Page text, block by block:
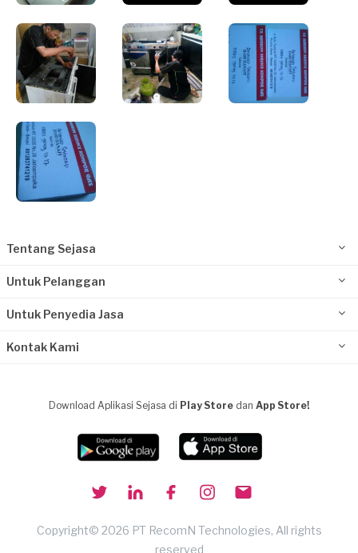
Tentang Sejasa
Untuk Pelanggan
Untuk Penyedia Jasa
Kontak Kami
Download Aplikasi Sejasa di Play Store dan App Store!
Copyright© 2026 PT RecomN Technologies, All rights
reserved